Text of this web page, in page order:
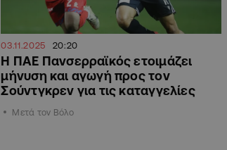
03.11.2025 20:20
Η ΠΑΕ Πανσερραϊκός ετοιμάζει
μήνυση και αγωγή προς τον
Σούντγκρεν για τις καταγγελίες
Μετά τον Βόλο